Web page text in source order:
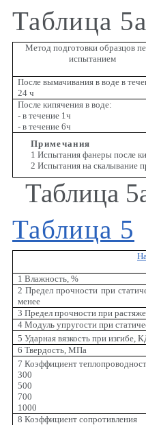
Таблица 5а
Метод подготовки образцов
испытанием
После вымачивания в воде в
24 ч
После кипячения в воде:
- в течение 1ч
- в течение 6ч
Примечания
1 Испытания фанеры после
2 Испытания на скалывание
Таблица
Таблица 5
1 Влажность, %
2 Предел прочности при
менее
3 Предел прочности при
4 Модуль упругости при
5 Ударная вязкость при изгибе,
6 Твердость, МПа
7 Коэффициент
300
500
700
1000
8 Коэффициент сопротивления